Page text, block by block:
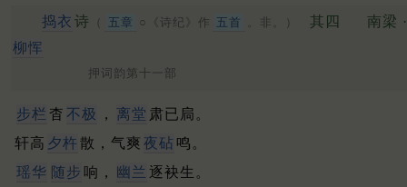
捣衣 诗 （ 五章 ○《诗纪》作 五首 。非。） 其四
南梁 ·
柳恽
押词韵第十一部
步栏 杳 不极 ， 离堂 肃已扃。
轩高 夕杵 散，气爽 夜砧 鸣。
瑶华 随步 响， 幽兰 逐袂生。